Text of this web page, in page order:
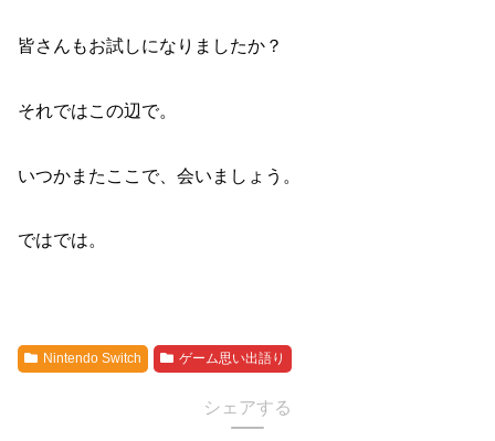
皆さんもお試しになりましたか？
それではこの辺で。
いつかまたここで、会いましょう。
ではでは。
Nintendo Switch ゲーム思い出語り
シェアする